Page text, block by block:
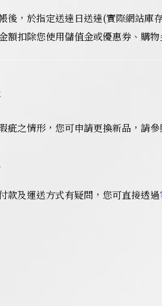
後，於指定送達日送達(實際網站庫
額扣除您使用儲值金或優惠券、購
疵之情形，您可申請更換新品，請參
款及運送方式有疑問，您可直接透過